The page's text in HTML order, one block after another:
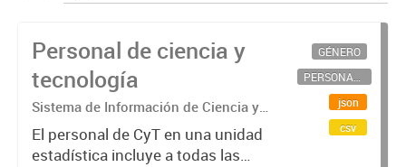
Personal de ciencia y
tecnología
Sistema de Información de Ciencia y
Tecnología Argentino (SICYTAR)
El personal de CyT en una unidad
estadística incluye a todas las
GÉNERO
PERSONAL CIENTÍFICO-TECNOLÓGICO
json
csv